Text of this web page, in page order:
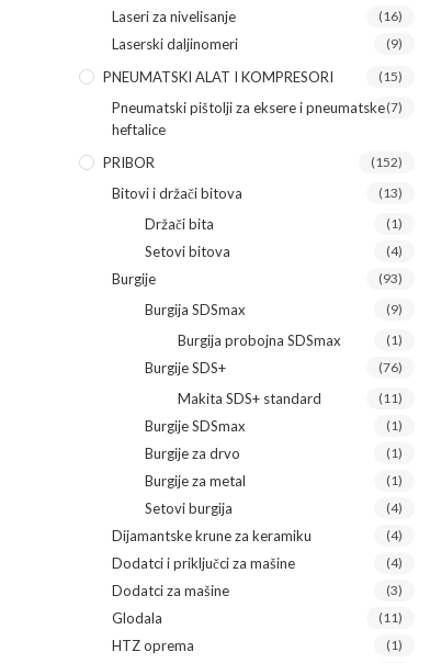
Laseri za nivelisanje (16)
Laserski daljinomeri (9)
PNEUMATSKI ALAT I KOMPRESORI (15)
Pneumatski pištolji za eksere i pneumatske
heftalice
(7)
PRIBOR (152)
Bitovi i držači bitova (13)
Držači bita (1)
Setovi bitova (4)
Burgije (93)
Burgija SDSmax (9)
Burgija probojna SDSmax (1)
Burgije SDS+ (76)
Makita SDS+ standard (11)
Burgije SDSmax (1)
Burgije za drvo (1)
Burgije za metal (1)
Setovi burgija (4)
Dijamantske krune za keramiku (4)
Dodatci i priključci za mašine (4)
Dodatci za mašine (3)
Glodala (11)
HTZ oprema (1)